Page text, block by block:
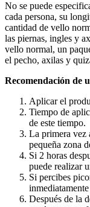
No se puede
cada persona, su
cantidad de vello
las piernas, ingles y
vello normal, un
el pecho, axilas y
Recomendación de
Aplicar el
Tiempo de
de este tiempo.
La primera vez
pequeña zona
Si 2 horas
puede realizar
Si percibes
Después de la